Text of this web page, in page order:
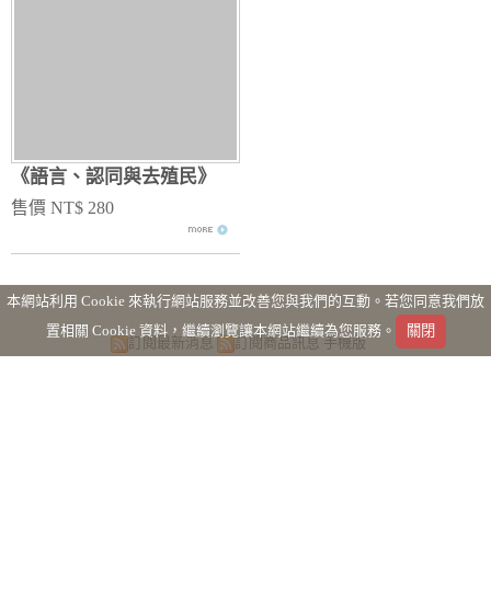
《語言、認同與去殖民》
售價 NT$ 280
訂閱最新消息 訂閱商品訊息 手機版
本網站利用 Cookie 來執行網站服務並改善您與我們的互動。若您同意我們放
置相關 Cookie 資料，繼續瀏覽讓本網站繼續為您服務。